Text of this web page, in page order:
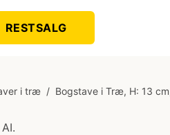
RESTSALG
i træ / Bogstave i Træ, H: 13